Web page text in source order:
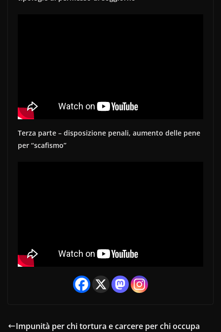
Terza parte – disposizione penali, aumento delle pene
per “scafismo”
Impunità per chi tortura e carcere per chi occupa